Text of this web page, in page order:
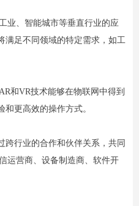
业、智能城市等垂直行业的应
满足不同领域的特定需求，如工
和VR技术能够在物联网中得到
更高效的操作方式。
跨行业的合作和伙伴关系，共同
运营商、设备制造商、软件开